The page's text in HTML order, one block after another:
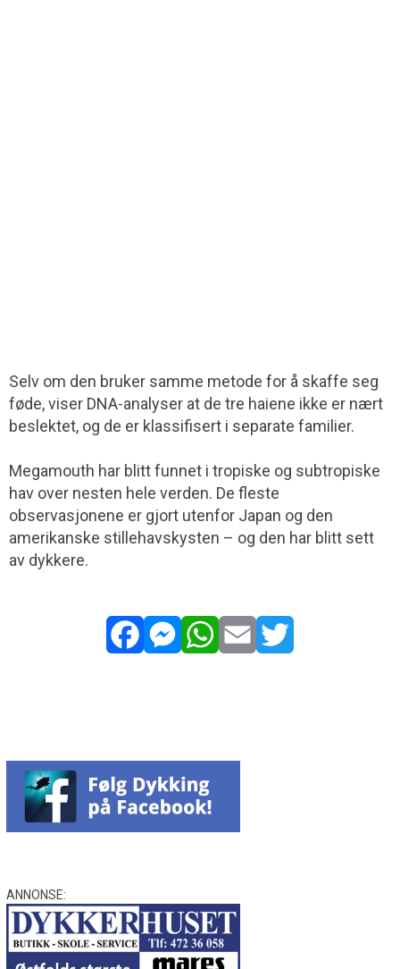
Selv om den bruker samme metode for å skaffe seg
føde, viser DNA-analyser at de tre haiene ikke er nært
beslektet, og de er klassifisert i separate familier.
Megamouth har blitt funnet i tropiske og subtropiske
hav over nesten hele verden. De fleste
observasjonene er gjort utenfor Japan og den
amerikanske stillehavskysten – og den har blitt sett
av dykkere.
ANNONSE: